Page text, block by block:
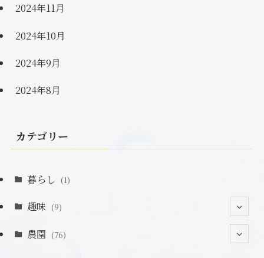
2024年11月
2024年10月
2024年9月
2024年8月
カテゴリー
暮らし (1)
趣味 (9)
農園 (76)